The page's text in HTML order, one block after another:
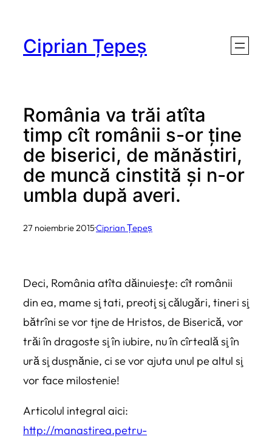
conținut
Ciprian Țepeș
România va trăi atîta
timp cît românii s-or ţine
de biserici, de mănăstiri,
de muncă cinstită şi n-or
umbla după averi.
27 noiembrie 2015·Ciprian Țepeș
Deci, România atîta dăinuieşte: cît românii
din ea, mame şi tati, preoţi şi călugări, tineri şi
bătrîni se vor ţine de Hristos, de Biserică, vor
trăi în dragoste şi în iubire, nu în cîrteală şi în
ură şi duşmănie, ci se vor ajuta unul pe altul şi
vor face milostenie!
Articolul integral aici:
http://manastirea.petru-